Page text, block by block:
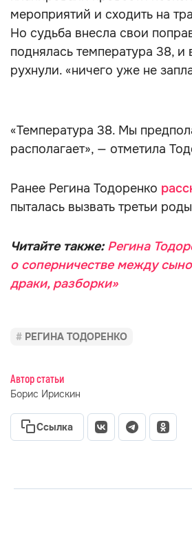
мероприятий и сходить на
Но судьба внесла свои
поднялась температура 38, и
рухнули. «ничего уже не
«Температура 38. Мы
располагает», — отметила
Ранее Регина Тодоренко
пыталась вызвать третьи
Читайте также: Регина
о соперничестве между
драки, разборки»
РЕГИНА ТОДОРЕНКО
Автор статьи
Борис Ирискин
Ссылка